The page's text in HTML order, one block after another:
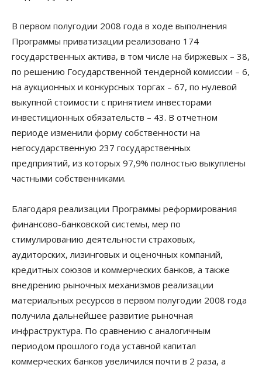
В первом полугодии 2008 года в ходе выполнения
Программы приватизации реализовано 174
государственных актива, в том числе на биржевых – 38,
по решению Государственной тендерной комиссии – 6,
на аукционных и конкурсных торгах – 67, по нулевой
выкупной стоимости с принятием инвесторами
инвестиционных обязательств – 43. В отчетном
периоде изменили форму собственности на
негосударственную 237 государственных
предприятий, из которых 97,9% полностью выкуплены
частными собственниками.
Благодаря реализации Программы реформирования
финансово-банковской системы, мер по
стимулированию деятельности страховых,
аудиторских, лизинговых и оценочных компаний,
кредитных союзов и коммерческих банков, а также
внедрению рыночных механизмов реализации
материальных ресурсов в первом полугодии 2008 года
получила дальнейшее развитие рыночная
инфраструктура. По сравнению с аналогичным
периодом прошлого года уставной капитал
коммерческих банков увеличился почти в 2 раза, а